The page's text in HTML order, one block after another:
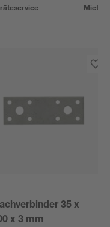
35 x
x 3 mm